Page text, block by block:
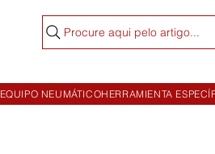
Procure aqui pelo artigo...
EQUIPO NEUMÁTICOHERRAMIENTA